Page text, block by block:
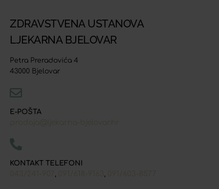
ZDRAVSTVENA USTANOVA
LJEKARNA BJELOVAR
Petra Preradovića 4
43000 Bjelovar
E-POŠTA
KONTAKT TELEFONI